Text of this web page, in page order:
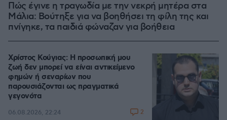
Πώς έγινε η τραγωδία με την νεκρή μητέρα στα
Μάλια: Βούτηξε για να βοηθήσει τη φίλη της και
πνίγηκε, τα παιδιά φώναζαν για βοήθεια
Χρίστος Κούγιας: Η προσωπική μου
ζωή δεν μπορεί να είναι αντικείμενο
φημών ή σεναρίων που
παρουσιάζονται ως πραγματικά
γεγονότα
06.08.2026, 22:24 2